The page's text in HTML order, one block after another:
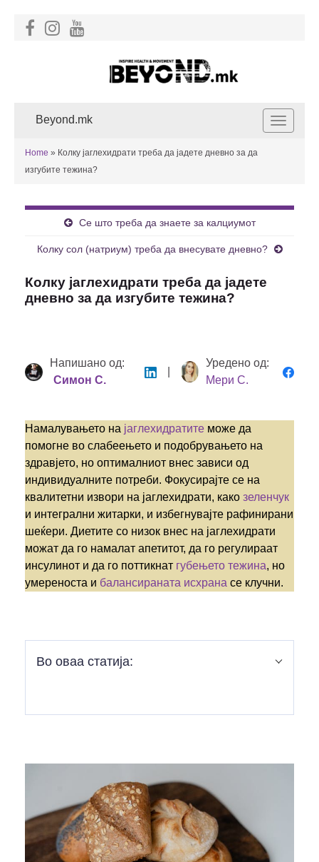
Toggle
Beyond.mk
Home » Колку јаглехидрати треба да јадете дневно за да
изгубите тежина?
Се што треба да знаете за калциумот
Колку сол (натриум) треба да внесувате дневно?
Колку јаглехидрати треба да јадете
дневно за да изгубите тежина?
Напишано од:
Симон С.
Уредено од:
Мери С.
Намалувањето на јаглехидратите може да
помогне во слабеењето и подобрувањето на
здравјето, но оптималниот внес зависи од
индивидуалните потреби. Фокусирајте се на
квалитетни извори на јаглехидрати, како зеленчук
и интегрални житарки, и избегнувајте рафинирани
шеќери. Диетите со низок внес на јаглехидрати
можат да го намалат апетитот, да го регулираат
инсулинот и да го поттикнат губењето тежина, но
умереноста и балансираната исхрана се клучни.
Во оваа статија:
Во оваа статија:
Зошто да јадете помалку јаглехидрати?
Што се смета за диета со низок внес на
јаглехидрати?
Видови на јаглехидрати и на што да се